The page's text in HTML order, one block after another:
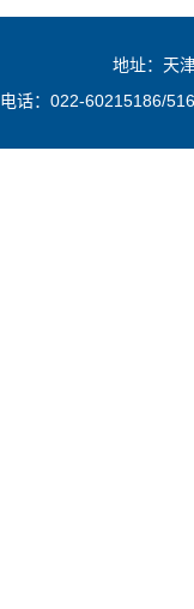
地址：天
电话：022-60215186/